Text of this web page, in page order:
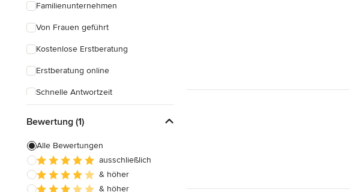
Familienunternehmen
Von Frauen geführt
Kostenlose Erstberatung
Erstberatung online
Schnelle Antwortzeit
Bewertung (1)
Alle Bewertungen
ausschließlich
& höher
& höher